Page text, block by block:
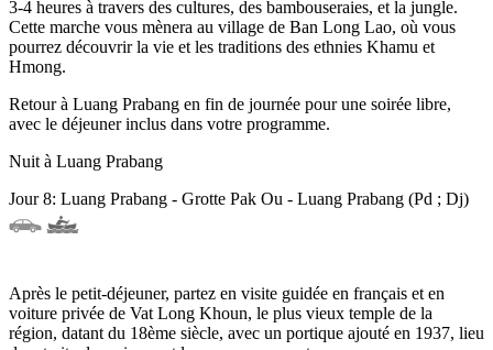
3-4 heures à travers des cultures, des bambouseraies, et la jungle.
Cette marche vous mènera au village de Ban Long Lao, où vous
pourrez découvrir la vie et les traditions des ethnies Khamu et
Hmong.
Retour à Luang Prabang en fin de journée pour une soirée libre,
avec le déjeuner inclus dans votre programme.
Nuit à Luang Prabang
Jour 8: Luang Prabang - Grotte Pak Ou - Luang Prabang (Pd ; Dj)
Après le petit-déjeuner, partez en visite guidée en français et en
voiture privée de Vat Long Khoun, le plus vieux temple de la
région, datant du 18ème siècle, avec un portique ajouté en 1937, lieu